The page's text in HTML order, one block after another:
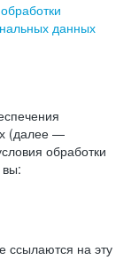
данных
(далее —
обработки
ссылаются на эту